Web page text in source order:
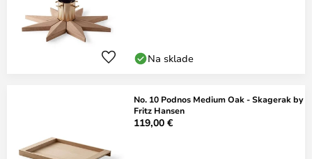
Na sklade
No. 10 Podnos Medium Oak - Skagerak by
Fritz Hansen
119,00 €